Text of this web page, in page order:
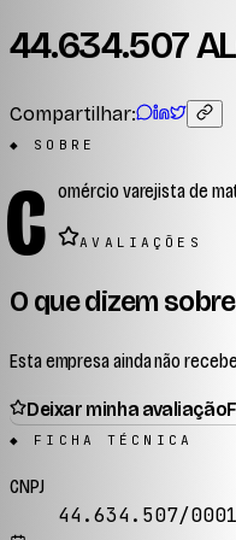
44.634.507
Compartilhar:
◆ SOBRE
C omércio varejista de
AVALIAÇÕES
O que dizem
Esta empresa ainda não
Deixar minha avaliação
◆ FICHA TÉCNICA
CNPJ
44.634.507/